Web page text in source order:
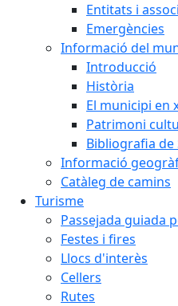
Entitats i
Emergències
Informació del
Introducció
Història
El municipi en
Patrimoni
Bibliografia de
Informació
Catàleg de camins
Turisme
Passejada guiada
Festes i fires
Llocs d'interès
Cellers
Rutes